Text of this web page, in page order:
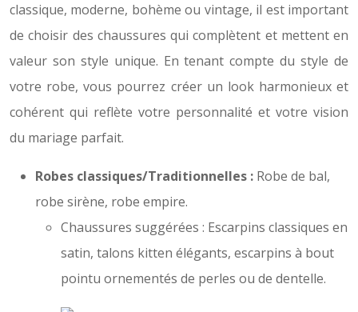
classique, moderne, bohème ou vintage, il est important
de choisir des chaussures qui complètent et mettent en
valeur son style unique. En tenant compte du style de
votre robe, vous pourrez créer un look harmonieux et
cohérent qui reflète votre personnalité et votre vision
du mariage parfait.
Robes classiques/Traditionnelles : Robe de bal,
robe sirène, robe empire.
Chaussures suggérées : Escarpins classiques en
satin, talons kitten élégants, escarpins à bout
pointu ornementés de perles ou de dentelle.